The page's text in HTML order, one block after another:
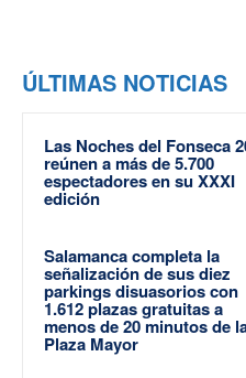
ÚLTIMAS NOTICIAS
Las Noches del Fonseca
reúnen a más de 5.700
espectadores en su XXXI
edición
Salamanca completa la
señalización de sus diez
parkings disuasorios con
1.612 plazas gratuitas a
menos de 20 minutos de
Plaza Mayor